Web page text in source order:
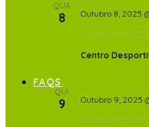
FAQS
QUA
8 Outubro 8, 2025
Centro
QUI
9 Outubro 9, 2025